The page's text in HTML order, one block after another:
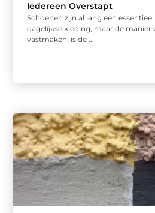
Iedereen Overstapt
Schoenen zijn al lang een
dagelijkse kleding, maar de manier
vastmaken, is de ...